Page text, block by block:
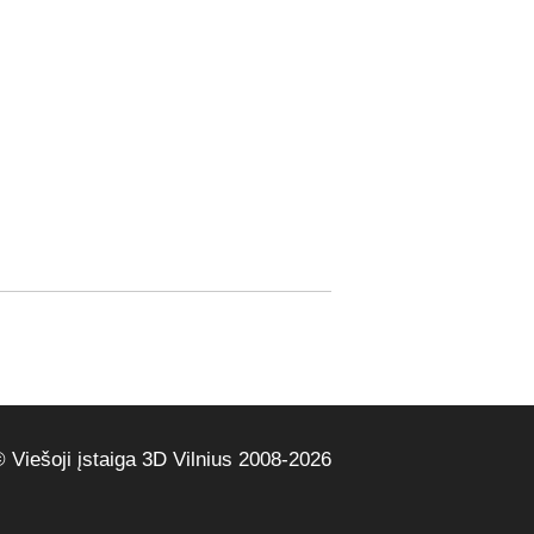
Viešoji įstaiga 3D Vilnius 2008-2026